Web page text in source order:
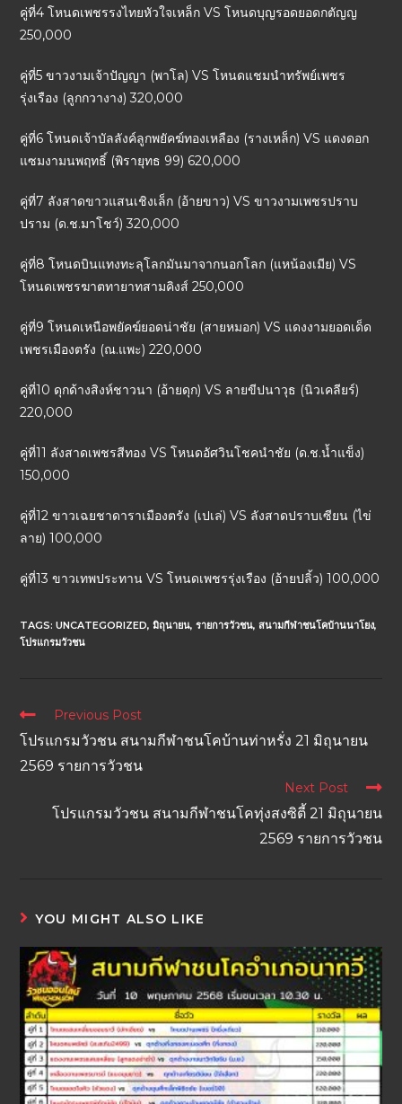
คู่ที่4 โหนดเพชรรงไทยหัวใจเหล็ก VS โหนดบุญรอดยอดกตัญญ
250,000
คู่ที่5 ขาวงามเจ้าปัญญา (พาโล) VS โหนดแชมนำทรัพย์เพชร
รุ่งเรือง (ลูกกวางาง) 320,000
คู่ที่6 โหนดเจ้าบัลลังค์ลูกพยัคฆ์ทองเหลือง (รางเหล็ก) VS แดงดอก
แซมงามนพฤทธิ์ (พิรายุทธ 99) 620,000
คู่ที่7 ลังสาดขาวแสนเชิงเล็ก (อ้ายขาว) VS ขาวงามเพชรปราบ
ปราม (ด.ช.มาโชว์) 320,000
คู่ที่8 โหนดบินแทงทะลุโลกมันมาจากนอกโลก (แหน้องเมีย) VS
โหนดเพชรฆาตทายาทสามคิงส์ 250,000
คู่ที่9 โหนดเหนือพยัคฆ์ยอดน่าชัย (สายหมอก) VS แดงงามยอดเด็ด
เพชรเมืองตรัง (ณ.แพะ) 220,000
คู่ที่10 ดุกด้างสิงห์ชาวนา (อ้ายดุก) VS ลายขีปนาวุธ (นิวเคลียร์)
220,000
คู่ที่11 ลังสาดเพชรสีทอง VS โหนดอัศวินโชคนำชัย (ด.ช.น้ำแข็ง)
150,000
คู่ที่12 ขาวเฉยชาดาราเมืองตรัง (เปเล่) VS ลังสาดปราบเซียน (ไข่
ลาย) 100,000
คู่ที่13 ขาวเทพประทาน VS โหนดเพชรรุ่งเรือง (อ้ายปลิ้ว) 100,000
TAGS:UNCATEGORIZED, มิถุนายน, รายการวัวชน, สนามกีฬาชนโคบ้านนาโยง,
โปรแกรมวัวชน
Previous Post
โปรแกรมวัวชน สนามกีฬาชนโคบ้านท่าหรั่ง 21 มิถุนายน
2569 รายการวัวชน
Next Post
โปรแกรมวัวชน สนามกีฬาชนโคทุ่งสงซิตี้ 21 มิถุนายน
2569 รายการวัวชน
YOU MIGHT ALSO LIKE